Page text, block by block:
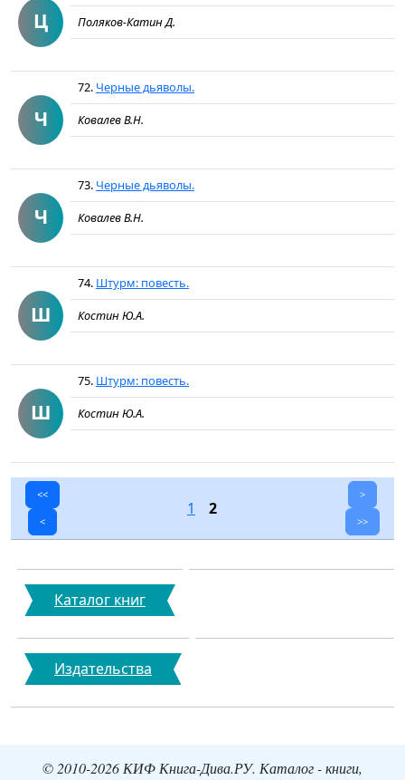
Ц
Поляков-Катин Д.
Ч
72. Черные дьяволы.
Ковалев В.Н.
Ч
73. Черные дьяволы.
Ковалев В.Н.
Ш
74. Штурм: повесть.
Костин Ю.А.
Ш
75. Штурм: повесть.
Костин Ю.А.
<<
<
1 2
>
>>
Каталог книг
Издательства
© 2010-2026 КИФ Книга-Дива.РУ. Каталог - книги,